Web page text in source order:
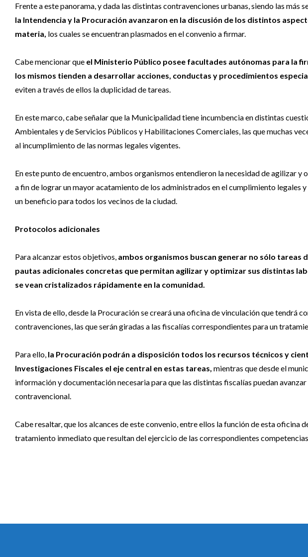
Frente a este panorama, y dada las distintas contravenciones urbanas, siendo las más
la Intendencia y la Procuración avanzaron en la discusión de los distintos
materia, los cuales se encuentran plasmados en el convenio a firmar.
Cabe mencionar que el Ministerio Público posee facultades autónomas para la
los mismos tienden a desarrollar acciones, conductas y procedimientos
eviten a través de ellos la duplicidad de tareas.
En este marco, cabe señalar que la Municipalidad tiene incumbencia en distintas
Ambientales y de Servicios Públicos y Habilitaciones Comerciales, las que muchas
al incumplimiento de las normas legales vigentes.
En este punto de encuentro, ambos organismos entendieron la necesidad de agilizar
a fin de lograr un mayor acatamiento de los administrados en el cumplimiento legales
un beneficio para todos los vecinos de la ciudad.
Protocolos adicionales
Para alcanzar estos objetivos, ambos organismos buscan generar no sólo tareas
pautas adicionales concretas que permitan agilizar y optimizar sus distintas
se vean cristalizados rápidamente en la comunidad.
En vista de ello, desde la Procuración se creará una oficina de vinculación que tendrá
contravenciones, las que serán giradas a las fiscalías correspondientes para un
Para ello, la Procuración podrán a disposición todos los recursos técnicos y
Investigaciones Fiscales el eje central en estas tareas, mientras que desde el
información y documentación necesaria para que las distintas fiscalías puedan
contravencional.
Cabe resaltar, que los alcances de este convenio, entre ellos la función de esta oficina
tratamiento inmediato que resultan del ejercicio de las correspondientes